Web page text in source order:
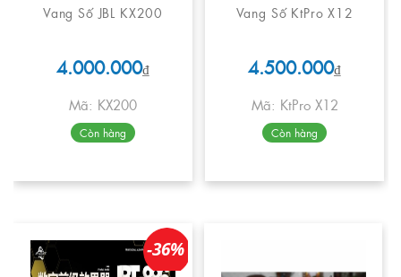
Vang Số JBL KX200
4.000.000₫
Mã: KX200
Còn hàng
Vang Số KtPro X12
4.500.000₫
Mã: KtPro X12
Còn hàng
-36%